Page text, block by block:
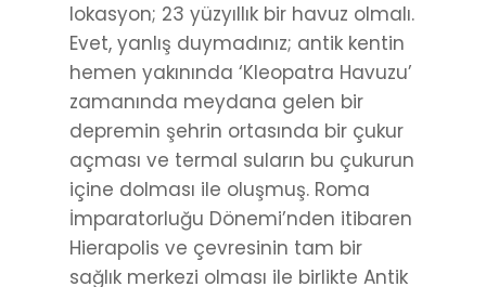
lokasyon; 23 yüzyıllık bir havuz olmalı.
Evet, yanlış duymadınız; antik kentin
hemen yakınında ‘Kleopatra Havuzu’
zamanında meydana gelen bir
depremin şehrin ortasında bir çukur
açması ve termal suların bu çukurun
içine dolması ile oluşmuş. Roma
İmparatorluğu Dönemi’nden itibaren
Hierapolis ve çevresinin tam bir
sağlık merkezi olması ile birlikte Antik